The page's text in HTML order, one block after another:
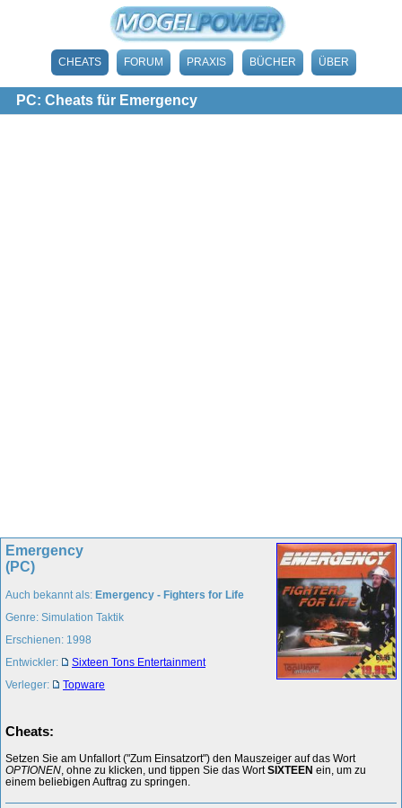
CHEATS FORUM PRAXIS BÜCHER ÜBER
PC: Cheats für Emergency
Emergency
(PC)
Auch bekannt als: Emergency - Fighters for Life
Genre: Simulation Taktik
Erschienen: 1998
Entwickler:
Sixteen Tons Entertainment
Verleger:
Topware
Cheats:
Setzen Sie am Unfallort ("Zum Einsatzort") den Mauszeiger auf das Wort
OPTIONEN , ohne zu klicken, und tippen Sie das WortSIXTEEN ein, um zu
einem beliebigen Auftrag zu springen.